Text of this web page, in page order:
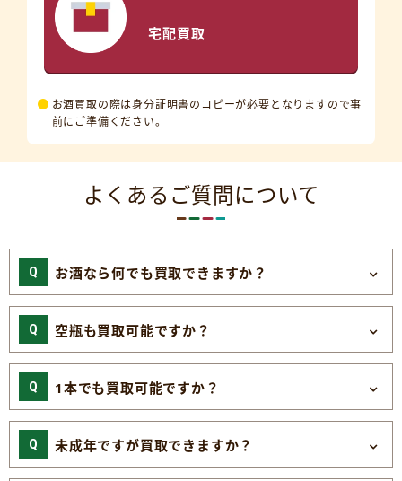
宅配買取
お酒買取の際は身分証明書のコピーが必要となりますので事
前にご準備ください。
よくあるご質問について
お酒なら何でも買取できますか？
空瓶も買取可能ですか？
1本でも買取可能ですか？
未成年ですが買取できますか？